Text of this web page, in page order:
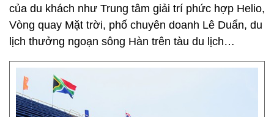
của du khách như Trung tâm giải trí phức hợp Helio,
Vòng quay Mặt trời, phố chuyên doanh Lê Duẩn, du
lịch thưởng ngoạn sông Hàn trên tàu du lịch…